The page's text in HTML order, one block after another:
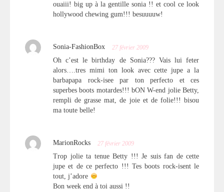
ouaiii! big up à la gentille sonia !! et cool ce look
hollywood chewing gum!!! besuuuuw!
Sonia-FashionBox 27 février 2009
Oh c’est le birthday de Sonia??? Vais lui feter
alors….tres mimi ton look avec cette jupe a la
barbapapa rock-isee par ton perfecto et ces
superbes boots motardes!!! bON W-end jolie Betty,
rempli de grasse mat, de joie et de folie!!! bisou
ma toute belle!
MarionRocks 27 février 2009
Trop jolie ta tenue Betty !!! Je suis fan de cette
jupe et de ce perfecto !!! Tes boots rock-isent le
tout, j’adore
Bon week end à toi aussi !!